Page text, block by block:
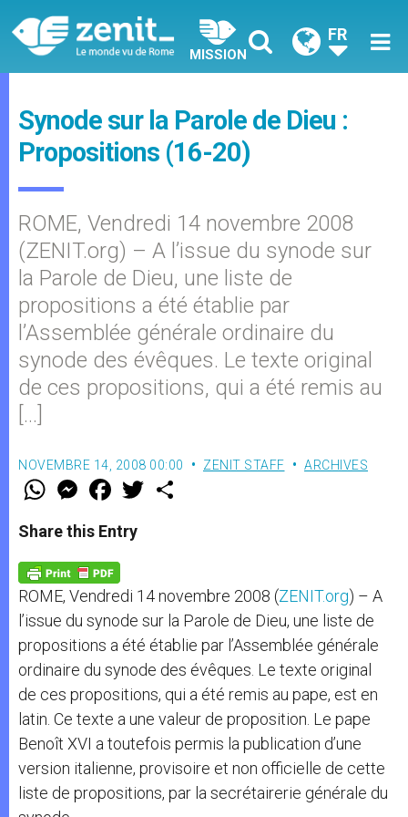
MISSION
FR
Synode sur la Parole de Dieu :
Propositions (16-20)
ROME, Vendredi 14 novembre 2008
(ZENIT.org) – A l’issue du synode sur
la Parole de Dieu, une liste de
propositions a été établie par
l’Assemblée générale ordinaire du
synode des évêques. Le texte original
de ces propositions, qui a été remis au
[…]
NOVEMBRE 14, 2008 00:00 ZENIT STAFF ARCHIVES
W
t
s
p
p
M
e
s
e
g
e
r
F
a
e
b
o
k
w
Share this Entry
ROME, Vendredi 14 novembre 2008 (ZENIT.org) – A
l’issue du synode sur la Parole de Dieu, une liste de
propositions a été établie par l’Assemblée générale
ordinaire du synode des évêques. Le texte original
de ces propositions, qui a été remis au pape, est en
latin. Ce texte a une valeur de proposition. Le pape
Benoît XVI a toutefois permis la publication d’une
version italienne, provisoire et non officielle de cette
liste de propositions, par la secrétairerie générale du